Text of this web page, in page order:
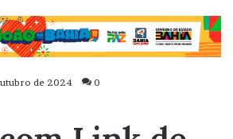
de 2024 0